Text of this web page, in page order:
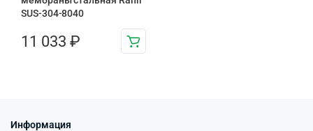
SUS-304-8040
11 033 ₽
Информация